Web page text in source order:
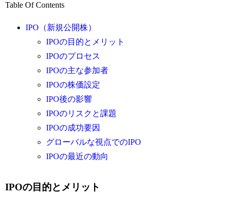
Table Of Contents
IPO（新規公開株）
IPOの目的とメリット
IPOのプロセス
IPOの主な参加者
IPOの株価設定
IPO後の影響
IPOのリスクと課題
IPOの成功要因
グローバルな視点でのIPO
IPOの最近の動向
IPOの目的とメリット